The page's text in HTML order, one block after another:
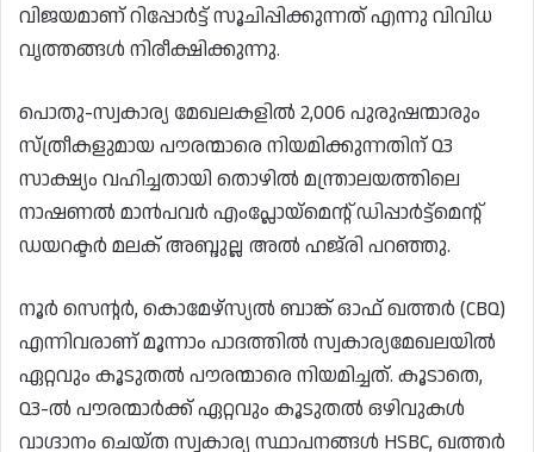
വിജയമാണ് റിപ്പോർട്ട് സൂചിപ്പിക്കുന്നത് എന്നു വിവിധ
വൃത്തങ്ങൾ നിരീക്ഷിക്കുന്നു.
പൊതു-സ്വകാര്യ മേഖലകളിൽ 2,006 പുരുഷന്മാരും
സ്ത്രീകളുമായ പൗരന്മാരെ നിയമിക്കുന്നതിന് Q3
സാക്ഷ്യം വഹിച്ചതായി തൊഴിൽ മന്ത്രാലയത്തിലെ
നാഷണൽ മാൻപവർ എംപ്ലോയ്‌മെന്റ് ഡിപ്പാർട്ട്‌മെന്റ്
ഡയറക്ടർ മലക് അബ്ദുല്ല അൽ ഹജ്‌രി പറഞ്ഞു.
നൂർ സെന്റർ, കൊമേഴ്‌സ്യൽ ബാങ്ക് ഓഫ് ഖത്തർ (CBQ)
എന്നിവരാണ് മൂന്നാം പാദത്തിൽ സ്വകാര്യമേഖലയിൽ
ഏറ്റവും കൂടുതൽ പൗരന്മാരെ നിയമിച്ചത്. കൂടാതെ,
Q3-ൽ പൗരന്മാർക്ക് ഏറ്റവും കൂടുതൽ ഒഴിവുകൾ
വാഗ്ദാനം ചെയ്ത സ്വകാര്യ സ്ഥാപനങ്ങൾ HSBC, ഖത്തർ